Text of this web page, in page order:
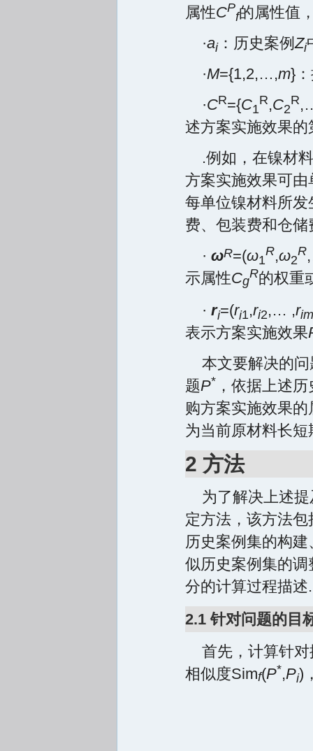
属性CP
f的属性值
·ai：历史案例Zi
·M={1,2,…,m}
·CR={C1
R,C2
R
述方案实施效果的
.例如，在镍材
方案实施效果可
每单位镍材料所
费、包装费和仓
· ωR=(ω1
R,ω2
R
示属性Cg
R的权重
· ri=(ri1,ri2,… ,r
表示方案实施效果
本文要解决的
题P* ，依据上述
购方案实施效果
为当前原材料长
2 方法
为了解决上述
定方法，该方法
历史案例集的构
似历史案例集的
分的计算过程描述.
2.1 针对问题的目
首先，计算针
相似度Simf(P*,Pi)